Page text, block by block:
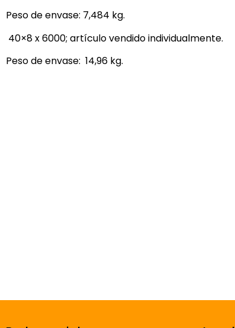
Peso de envase: 7,484 kg.
40×8 x 6000; artículo vendido individualmente.
Peso de envase: 14,96 kg.